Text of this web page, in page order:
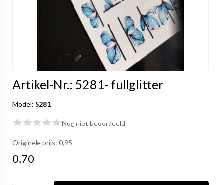
Artikel-Nr.: 5281- fullglitter
Model: 5281
Nog niet beoordeeld
Originele prijs: 0,95
0,70